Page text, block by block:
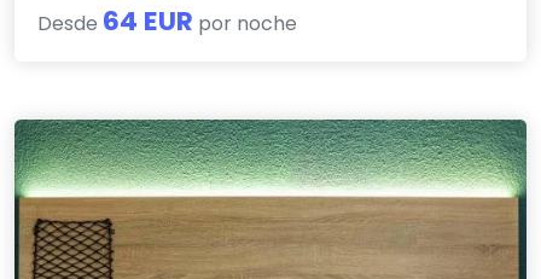
Desde 64 EUR por noche